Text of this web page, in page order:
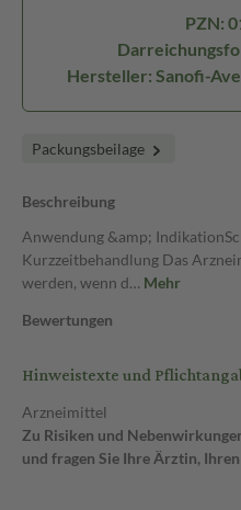
PZN:
Hersteller: Sanofi-
Packungsbeilage
Beschreibung
Anwendung &amp;
Kurzzeitbehandlung Das
werden, wenn d… Mehr
Bewertungen
Hinweistexte und
Arzneimittel
Zu Risiken und
und fragen Sie Ihre Ärztin,